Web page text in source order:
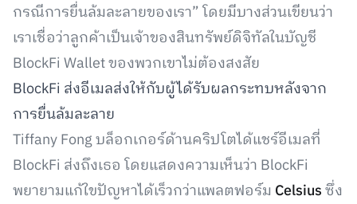
กรณีการยื่นล้มละลายของเรา” โดยมีบางส่วนเขียนว่า
เราเชื่อว่าลูกค้าเป็นเจ้าของสินทรัพย์ดิจิทัลในบัญชี
BlockFi Wallet ของพวกเขาไม่ต้องสงสัย
BlockFi ส่งอีเมลส่งให้กับผู้ได้รับผลกระทบหลังจาก
การยื่นล้มละลาย
Tiffany Fong บล็อกเกอร์ด้านคริปโตได้แชร์อีเมลที่
BlockFi ส่งถึงเธอ โดยแสดงความเห็นว่า BlockFi
พยายามแก้ใขปัญหาได้เร็วกว่าแพลตฟอร์ม Celsiusซึ่ง